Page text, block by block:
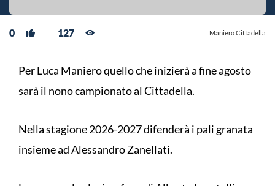
0 127 Maniero Cittadella
Per Luca Maniero quello che inizierà a fine agosto
sarà il nono campionato al Cittadella.
Nella stagione 2026-2027 difenderà i pali granata
insieme ad Alessandro Zanellati.